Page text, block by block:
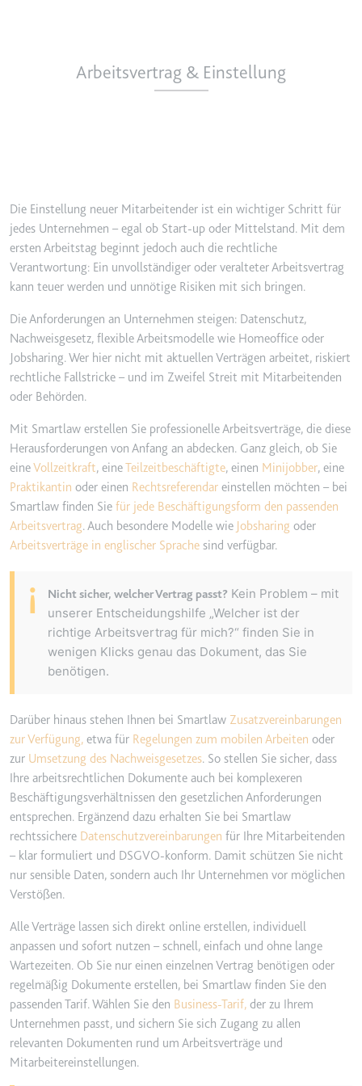
Website über mehrere Websites
hinweg gesammelt werden.
Ablauf:
3 Monate
Typ:
HTTP-Cookie
_gcl_ls
Anbieter:
www.googletagmanager.com
Zweck:
Werbebannern auf der Website -
Dies dient der Optimierung der
Relevanz der Werbung auf der
Website.
Ablauf:
Beständig
Typ:
HTML Local Storage
__Secure-ROLLOUT_TOKEN
Anbieter:
youtube.com
Zweck:
Wird verwendet, um die
Interaktion der Nutzer mit
Ablauf:
180 Tage
Typ:
HTTP-Cookie
__Secure-YEC
Anbieter:
youtube.com
Zweck:
Speichert die
Benutzereinstellungen beim Abruf
eines auf anderen Webseiten
Ablauf:
Sitzung
Typ:
HTTP-Cookie
__Secure-YNID
Anbieter:
youtube.com
Zweck:
Wird verwendet, um die
Interaktion der Nutzer mit
Arbeitsvertrag & Einstellung
Die Einstellung neuer Mitarbeitender ist ein wichtiger Schritt für
jedes Unternehmen – egal ob Start-up oder Mittelstand. Mit dem
ersten Arbeitstag beginnt jedoch auch die rechtliche
Verantwortung: Ein unvollständiger oder veralteter Arbeitsvertrag
kann teuer werden und unnötige Risiken mit sich bringen.
Die Anforderungen an Unternehmen steigen: Datenschutz,
Nachweisgesetz, flexible Arbeitsmodelle wie Homeoffice oder
Jobsharing. Wer hier nicht mit aktuellen Verträgen arbeitet, riskiert
rechtliche Fallstricke – und im Zweifel Streit mit Mitarbeitenden
oder Behörden.
Mit Smartlaw erstellen Sie professionelle Arbeitsverträge, die diese
Herausforderungen von Anfang an abdecken. Ganz gleich, ob Sie
eineVollzeitkraft, eineTeilzeitbeschäftigte, einen Minijobber, eine
Praktikantin oder einen Rechtsreferendar einstellen möchten – bei
Smartlaw finden Sie für jede Beschäftigungsform den passenden
Arbeitsvertrag. Auch besondere Modelle wie Jobsharing oder
Arbeitsverträge in englischer Sprache sind verfügbar.
¡ Nicht sicher, welcher Vertrag passt? Kein Problem – mit
unserer Entscheidungshilfe „Welcher ist der
richtige Arbeitsvertrag für mich?“ finden Sie in
wenigen Klicks genau das Dokument, das Sie
benötigen.
Darüber hinaus stehen Ihnen bei Smartlaw Zusatzvereinbarungen
zur Verfügung, etwa für Regelungen zum mobilen Arbeiten oder
zur Umsetzung des Nachweisgesetzes. So stellen Sie sicher, dass
Ihre arbeitsrechtlichen Dokumente auch bei komplexeren
Beschäftigungsverhältnissen den gesetzlichen Anforderungen
entsprechen. Ergänzend dazu erhalten Sie bei Smartlaw
rechtssichere Datenschutzvereinbarungen für Ihre Mitarbeitenden
– klar formuliert und DSGVO-konform. Damit schützen Sie nicht
nur sensible Daten, sondern auch Ihr Unternehmen vor möglichen
Verstößen.
Alle Verträge lassen sich direkt online erstellen, individuell
anpassen und sofort nutzen – schnell, einfach und ohne lange
Wartezeiten. Ob Sie nur einen einzelnen Vertrag benötigen oder
regelmäßig Dokumente erstellen, bei Smartlaw finden Sie den
passenden Tarif. Wählen Sie den Business-Tarif, der zu Ihrem
Unternehmen passt, und sichern Sie sich Zugang zu allen
relevanten Dokumenten rund um Arbeitsverträge und
Mitarbeitereinstellungen.